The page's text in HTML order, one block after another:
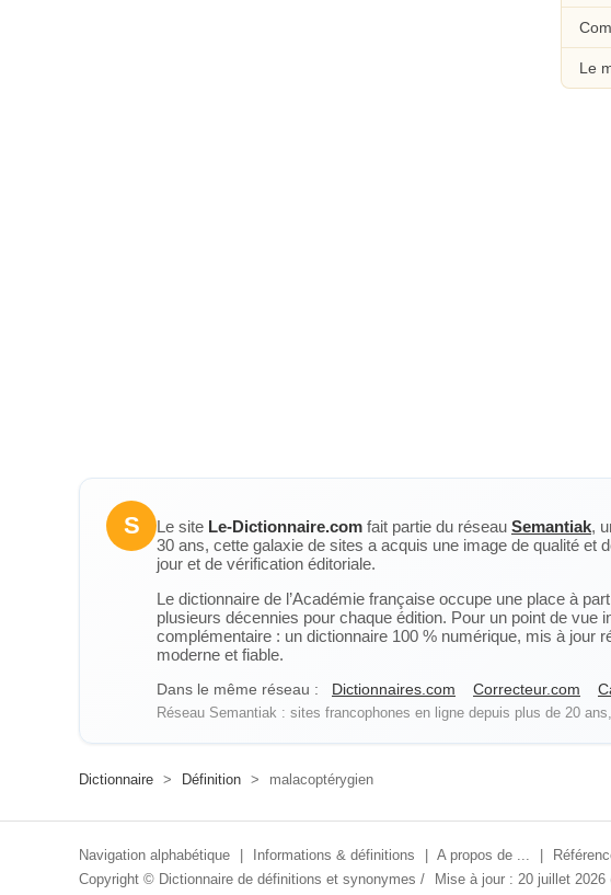
Le
S Le site Le-Dictionnaire.com fait partie du réseau Semantiak,
30 ans, cette galaxie de sites a acquis une image de qualité et
jour et de vérification éditoriale.
Le dictionnaire de l’Académie française occupe une place à
plusieurs décennies pour chaque édition. Pour un point de vue
complémentaire : un dictionnaire 100 % numérique, mis à jour
moderne et fiable.
Dans le même réseau : Dictionnaires.com Correcteur.com
Réseau Semantiak : sites francophones en ligne depuis plus de 20
Dictionnaire > Définition > malacoptérygien
Navigation alphabétique Informations & définitions A propos de ...
Copyright © Dictionnaire de définitions et synonymes / Mise à jour : 20 juillet